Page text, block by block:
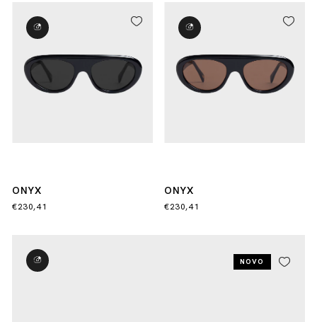
ONYX
€230,41
ONYX
€230,41
NOVO